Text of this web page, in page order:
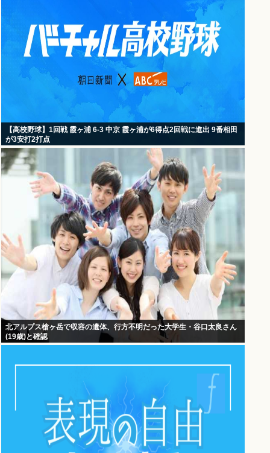
【高校野球】1回戦 霞ヶ浦 6-3 中京 霞ヶ浦が6得点2回戦に進出 9番相田
が3安打2打点
北アルプス槍ヶ岳で収容の遺体、行方不明だった大学生・谷口太良さん
(19歳)と確認